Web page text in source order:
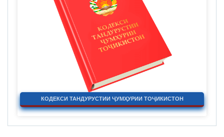
КОДЕКСИ ТАНДУРУСТИИ ҶУМҲУРИИ ТОҶИКИСТОН